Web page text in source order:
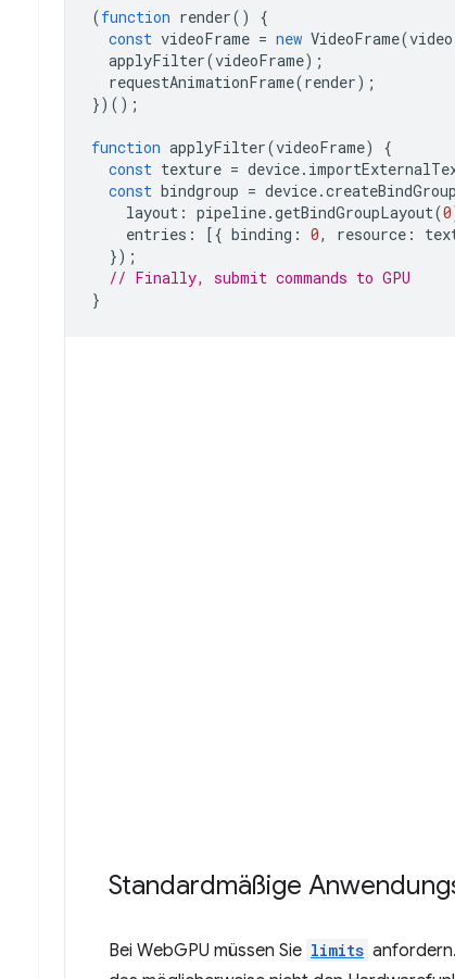
(function render()
{
const videoFrame = new VideoFrame(video
applyFilter(videoFrame);
requestAnimationFrame(render);
})();
function applyFilter(videoFrame)
{
const texture = device.
const bindgroup = device.createBindGroup
layout : pipeline.getBindGroupLayout(0
entries : [{ binding : 0, resource :
});
// Finally, submit commands to GPU
}
Standardmäßige
Bei WebGPU müssen Sie limits